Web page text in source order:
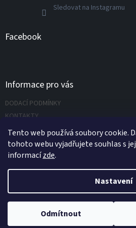
Tento web používá soubory cookie.
tohoto webu vyjadřujete souhlas s
informacízde.
Nastavení
Odmítnout
Sledovat na Instagramu
Facebook
Informace pro vás
DODACÍ PODMÍNKY
KONTAKTY
Napište nám
Copyright 2026UNIVERZÁLNÍ
vyhrazena.